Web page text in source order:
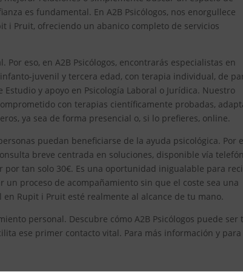
es fundamental. En A2B Psicólogos, nos enorgullece
i Pruit, ofreciendo un abanico completo de servicios
eso, en A2B Psicólogos, encontrarás especialistas en
juvenil y tercera edad, con terapia individual, de
y apoyo en Psicología Laboral o Jurídica. Nuestro
con terapias científicamente probadas,
ya sea de forma presencial o, si lo prefieres, online.
puedan beneficiarse de la ayuda psicológica. Por
breve centrada en soluciones, disponible vía
tan solo 30€. Es una oportunidad inigualable para
proceso de acompañamiento sin que el coste sea una
Rupit i Pruit esté realmente al alcance de tu mano.
personal. Descubre cómo A2B Psicólogos puede ser
ese primer contacto vital. Para más información y para